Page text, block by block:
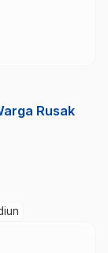
Rusak